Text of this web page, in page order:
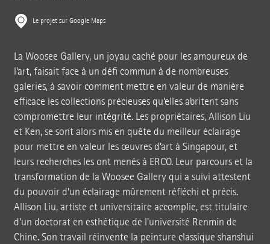
Le projet sur Google Maps
La Woosee Gallery, un joyau caché pour les amoureux de
l’art, faisait face à un défi commun à de nombreuses
galeries, à savoir comment mettre en valeur de manière
efficace les collections précieuses qu’elles abritent sans
compromettre leur intégrité. Les propriétaires, Allison Liu
et Ken, se sont alors mis en quête du meilleur éclairage
pour mettre en valeur les œuvres d’art à Singapour, et
leurs recherches les ont menés à ERCO. Leur parcours et la
transformation de la Woosee Gallery qui a suivi attestent
du pouvoir d’un éclairage mûrement réfléchi et précis.
Allison Liu, artiste et universitaire accomplie, est titulaire
d’un doctorat en esthétique de l’université Renmin de
Chine. Son travail réinvente la peinture classique shanshui